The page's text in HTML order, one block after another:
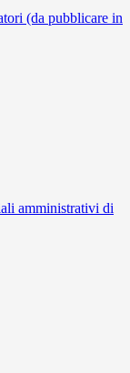
(da pubblicare in
amministrativi di